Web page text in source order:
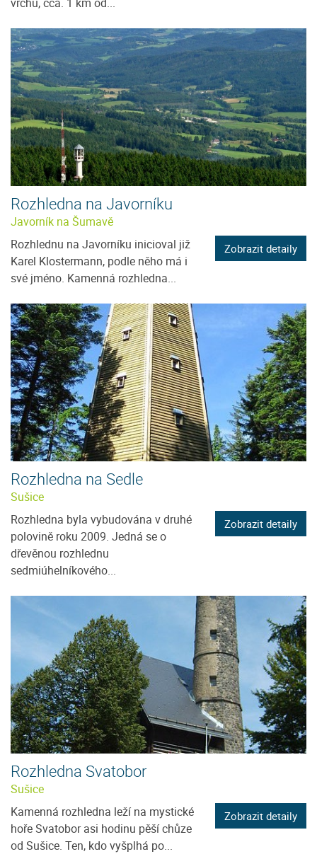
Rozhledna na Javorníku
Javorník na Šumavě
Rozhlednu na Javorníku inicioval již
Karel Klostermann, podle něho má i
své jméno. Kamenná rozhledna...
Zobrazit detaily
Rozhledna na Sedle
Sušice
Rozhledna byla vybudována v druhé
polovině roku 2009. Jedná se o
dřevěnou rozhlednu
sedmiúhelníkového...
Zobrazit detaily
Rozhledna Svatobor
Sušice
Kamenná rozhledna leží na mystické
hoře Svatobor asi hodinu pěší chůze
od Sušice. Ten, kdo vyšplhá po...
Zobrazit detaily